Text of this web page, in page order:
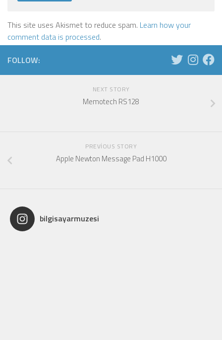
This site uses Akismet to reduce spam. Learn how your
comment data is processed.
FOLLOW:
NEXT STORY
Memotech RS128
PREVIOUS STORY
Apple Newton Message Pad H1000
bilgisayarmuzesi